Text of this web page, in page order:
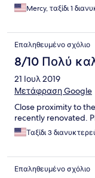
Mercy, ταξίδι 1
Επαληθευμένο σχόλιο
8/10 Πολύ
21 Ιουλ 2019
Μετάφραση Google
Close proximity to
recently renovated.
Ταξίδι 3
Επαληθευμένο σχόλιο